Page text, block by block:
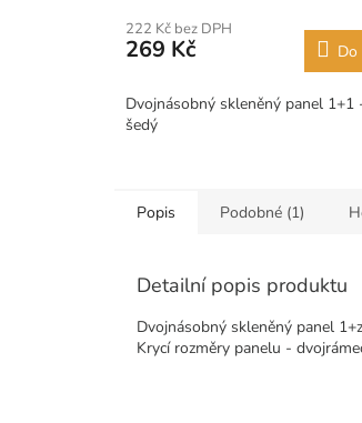
222 Kč bez DPH
269 Kč Do
Dvojnásobný skleněný panel 1+1
šedý
Popis Podobné (1)
Detailní popis produktu
Dvojnásobný skleněný panel
Krycí rozměry panelu -